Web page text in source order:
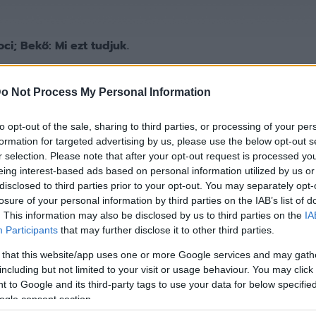
Not Process My Personal Information
opt-out of the sale, sharing to third parties, or processing of your
for targeted advertising by us, please use the below opt-out
selection. Please note that after your opt-out request is processed
interest-based ads based on personal information utilized by us
to third parties prior to your opt-out. You may separately
of your personal information by third parties on the IAB’s list of
This information may also be disclosed by us to third parties on the
Participants that may further disclose it to other third parties.
that this website/app uses one or more Google services and may
but not limited to your visit or usage behaviour. You may
to Google and its third-party tags to use your data for below
consent section.
Bekő: Mi ezt tudjuk.
döntetlenje
után a vendégcsapat kapitánya, Gyagya
kamerája előtt.
–Csúnya, ronda meccs volt a részünkről. Amit lehetett,
kontrából esetleg meglepni az MTK-t, de ők is
adódott, nekik talán egy picit több, mint nekünk, de
gólt, illetve ne kapjunk ki, ez sikerült, úgyhogy örülök
és a második félidőben is voltak helyzeteink
de egyszerűen nem tudtuk kihasználni a gólszerzési